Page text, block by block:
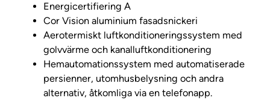
Energicertifiering A
Cor Vision aluminium fasadsnickeri
Aerotermiskt luftkonditioneringssystem med
golvvärme och kanalluftkonditionering
Hemautomationssystem med automatiserade
persienner, utomhusbelysning och andra
alternativ, åtkomliga via en telefonapp.